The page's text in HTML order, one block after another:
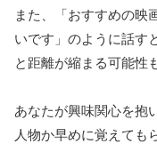
また、「おすすめの映
いです」のように話す
と距離が縮まる可能性
あなたが興味関心を抱
人物か早めに覚えても